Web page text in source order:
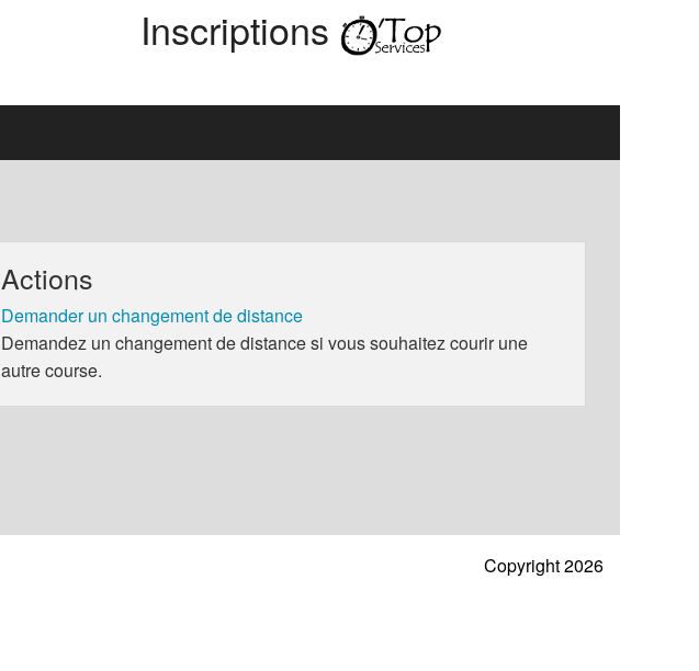
Inscriptions
Actions
Demander un changement de distance
Demandez un changement de distance si vous souhaitez courir une
autre course.
Copyright 2026